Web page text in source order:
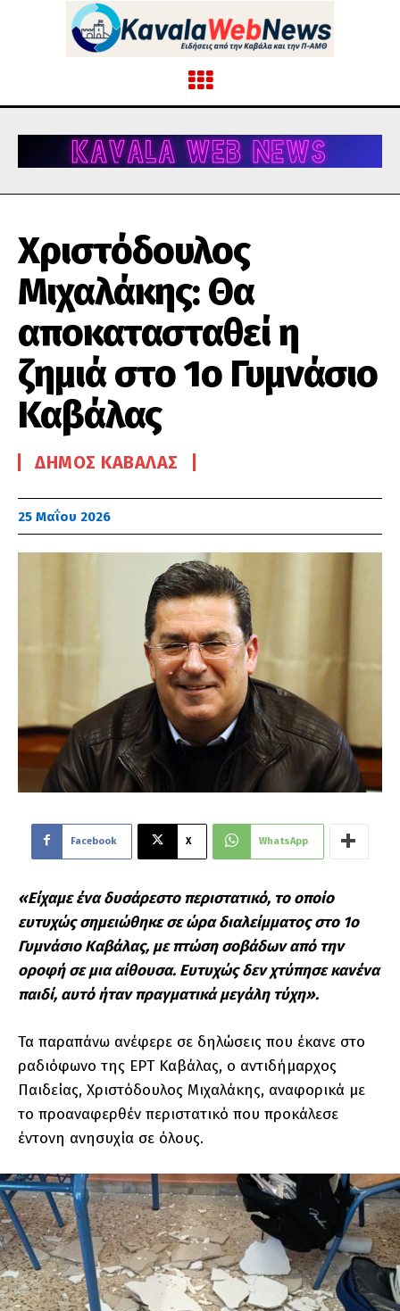
Χριστόδουλος
Μιχαλάκης: Θα
αποκατασταθεί η
ζημιά στο 1ο Γυμνάσιο
Καβάλας
ΔΉΜΟΣ ΚΑΒΆΛΑΣ
25 Μαΐου 2026
Facebook X WhatsApp
«Είχαμε ένα δυσάρεστο περιστατικό, το οποίο
ευτυχώς σημειώθηκε σε ώρα διαλείμματος στο 1ο
Γυμνάσιο Καβάλας, με πτώση σοβάδων από την
οροφή σε μια αίθουσα. Ευτυχώς δεν χτύπησε κανένα
παιδί, αυτό ήταν πραγματικά μεγάλη τύχη».
Τα παραπάνω ανέφερε σε δηλώσεις που έκανε στο
ραδιόφωνο της ΕΡΤ Καβάλας, ο αντιδήμαρχος
Παιδείας, Χριστόδουλος Μιχαλάκης, αναφορικά με
το προαναφερθέν περιστατικό που προκάλεσε
έντονη ανησυχία σε όλους.